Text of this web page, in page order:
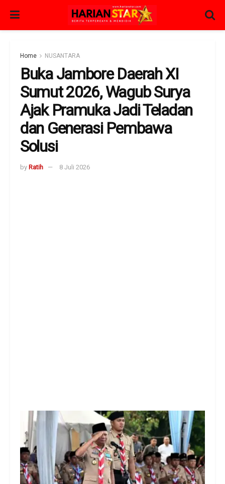
Home NUSANTARA
Buka Jambore Daerah XI
Sumut 2026, Wagub Surya
Ajak Pramuka Jadi Teladan
dan Generasi Pembawa
Solusi
by Ratih 8 Juli 2026